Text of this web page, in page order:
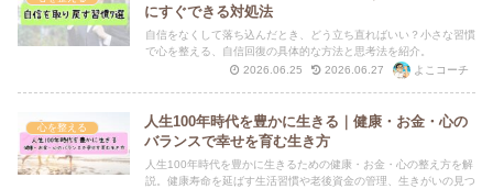
にすぐできる対処法
自信をなくして落ち込んだとき、どう立ち直ればいい？小さな習慣
で心を整える、自信回復の具体的な方法と思考法を紹介。
2026.06.25
2026.06.27 よこコーチ
心を整える
人生100年時代を豊かに生きる｜健康・お金・心の
バランスで幸せを育む生き方
人生100年時代を豊かに生きるための健康・お金・心の整え方を解
説。健康寿命を延ばす生活習慣や老後資金の管理、生きがいの見つ